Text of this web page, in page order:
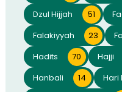
Dzul Hijjah
51
Falakiyyah
23
Hadits
70 Hajji
Hanbali
14 Hari